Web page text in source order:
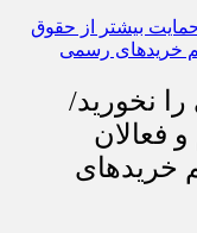
نخورید/
فعالان
خریدهای